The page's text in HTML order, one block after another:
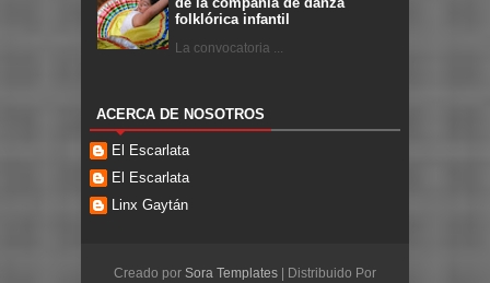
folklórica infantil
La convocatoria ...
ACERCA DE NOSOTROS
El Escarlata
El Escarlata
Linx Gaytán
Creado por Sora Templates | Distribuido Por